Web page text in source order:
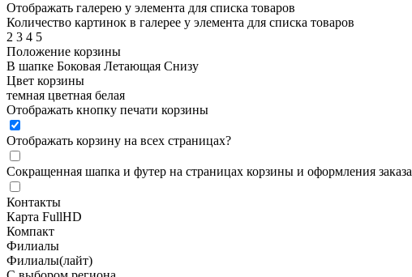
Отображать галерею у элемента для списка товаров
Количество картинок в галерее у элемента для списка товаров
2 3 4 5
Положение корзины
В шапке Боковая Летающая Снизу
Цвет корзины
темная цветная белая
Отображать кнопку печати корзины
Отображать корзину на всех страницах?
Сокращенная шапка и футер на страницах корзины и оформления заказа
Контакты
Карта FullHD
Компакт
Филиалы
Филиалы(лайт)